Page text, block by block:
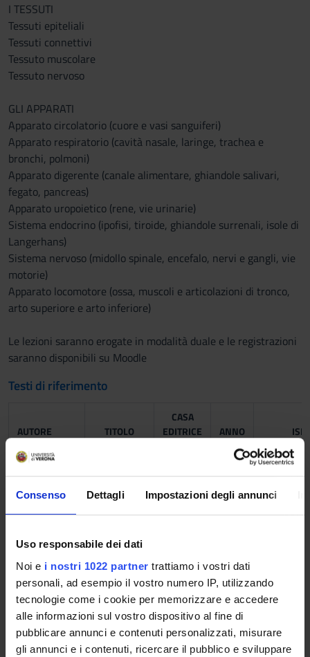
Consenso Dettagli Impostazioni degli annunci
Uso responsabile dei dati
Noi e i nostri 1022 partner trattiamo i vostri dati
personali, ad esempio il vostro numero IP, utilizzando
tecnologie come i cookie per memorizzare e accedere
alle informazioni sul vostro dispositivo al fine di
pubblicare annunci e contenuti personalizzati, misurare
gli annunci e i contenuti, ricercare il pubblico e sviluppare
I TESSUTI
Tessuti epiteliali
Tessuti connettivi
Tessuto muscolare
Tessuto nervoso
GLI APPARATI
Apparato circolatorio (cuore e vasi sanguiferi)
Apparato respiratorio (cavità nasale, laringe, trachea e
bronchi, polmoni)
Apparato digerente (canale alimentare, ghiandole salivari,
fegato, pancreas)
Apparato uropoietico (rene, vie urinarie)
Sistema endocrino (ipofisi, tiroide, ghiandole surrenali, isole di
Langerhans)
Sistema nervoso (midollo spinale, encefalo, nervi e gangli, vie
motorie)
Apparato locomotore (ossa, muscoli e articolazioni di tronco,
arto superiore e arto inferiore)
Le lezioni saranno erogate in modalità duale e le registrazioni
saranno disponibili su Moodle
Testi di riferimento
AUTORE TITOLO
CASA
EDITRICE
ANNO
vanputte
regan russo
(Edizione
3)
gnocchi
2014
al.
umana
Anastasi et
al
Anatomia
Umana
(Edizione
4)
Ed.
Ermes
2012